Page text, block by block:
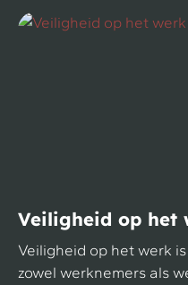
Veiligheid op het
Veiligheid op het werk
zowel werknemers als